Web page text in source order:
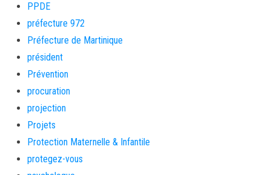
PPDE
préfecture 972
Préfecture de Martinique
président
Prévention
procuration
projection
Projets
Protection Maternelle & Infantile
protegez-vous